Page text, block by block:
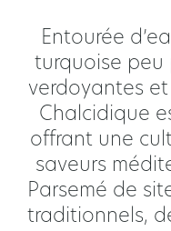
Entourée
turquoise peu
verdoyantes
Chalcidique
offrant une
saveurs
Parsemé de
traditionnels,